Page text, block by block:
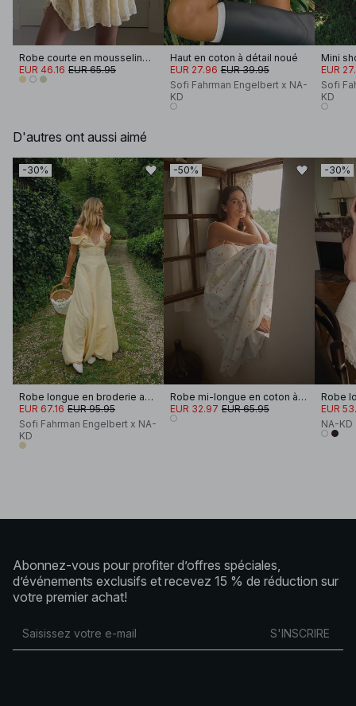
Robe courte en mousseline brodée à manches longues
EUR 46.16 EUR 65.95
Haut en coton à détail noué
EUR 27.96 EUR 39.95
Sofi Fahrman Engelbert x NA-
KD
Mini
EUR
Sofi
KD
D'autres ont aussi aimé
-30%
Robe longue en broderie anglaise à bords festonnés
EUR 67.16 EUR 95.95
Sofi Fahrman Engelbert x NA-
KD
-50%
Robe mi-longue en coton à bretelles nouées
EUR 32.97 EUR 65.95
-30%
EUR
NA-KD
Abonnez-vous pour profiter d’offres spéciales,
d’événements exclusifs et recevez 15 % de réduction sur
votre premier achat!
S'INSCRIRE